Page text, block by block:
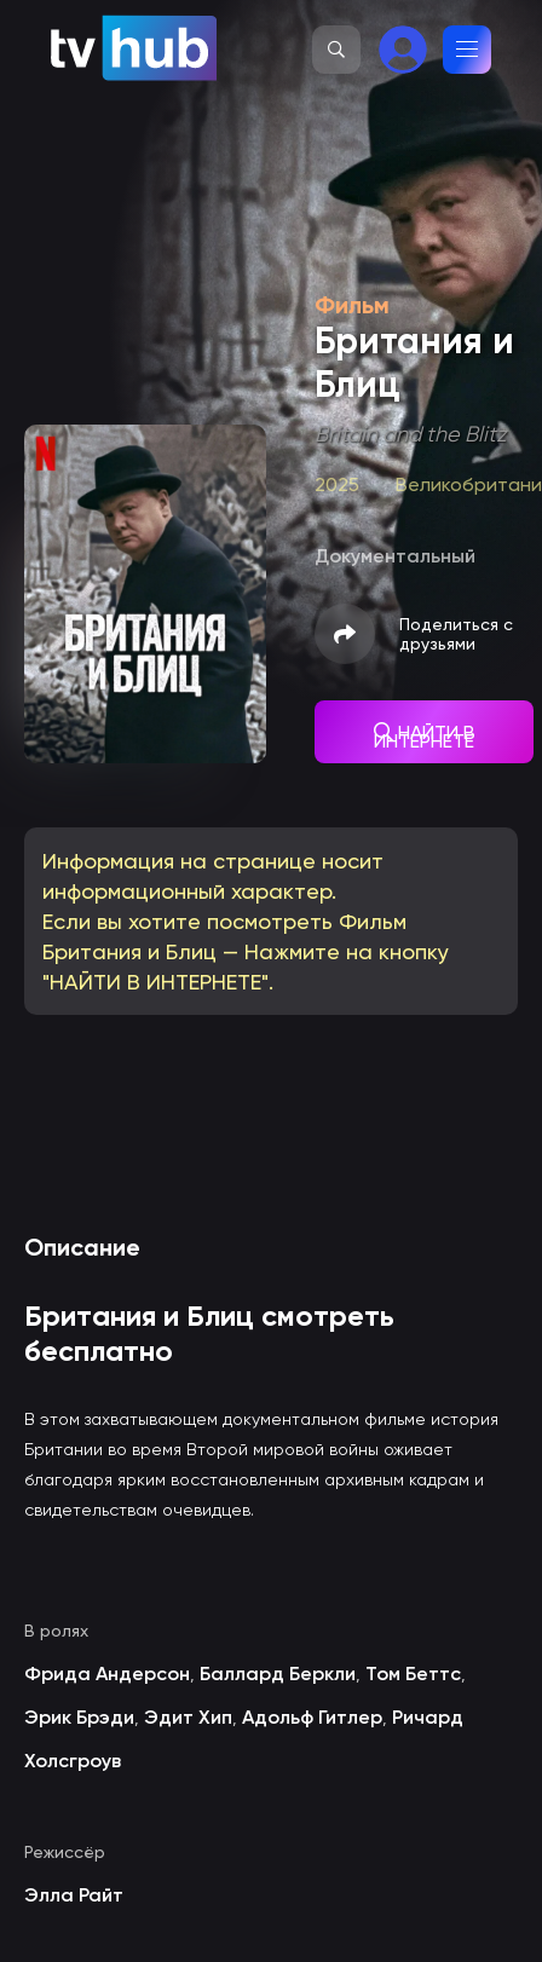
Фильм
Британия и
Блиц
Britain and the Blitz
2025
Документальный
Поделиться с
друзьями
НАЙТИ В
ИНТЕРНЕТЕ
Информация на странице носит
информационный характер.
Если вы хотите посмотреть Фильм
Британия и Блиц — Нажмите на кнопку
"НАЙТИ В ИНТЕРНЕТЕ".
(вы будете перенаправлены на другой сайт)
Описание
Британия и Блиц смотреть
бесплатно
В этом захватывающем документальном фильме история
Британии во время Второй мировой войны оживает
благодаря ярким восстановленным архивным кадрам и
свидетельствам очевидцев.
В ролях
Фрида Андерсон Баллард Беркли Том Беттс
Эрик Брэди Эдит Хип Адольф Гитлер Ричард
Холсгроув
Режиссёр
Элла Райт